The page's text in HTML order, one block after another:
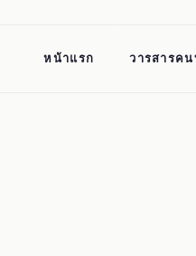
หน้าแรก วารสารคน